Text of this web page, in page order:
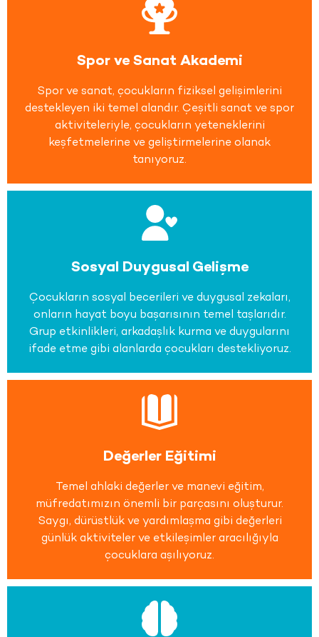
Spor ve Sanat Akademi
Spor ve sanat, çocukların fiziksel gelişimlerini
destekleyen iki temel alandır. Çeşitli sanat ve spor
aktiviteleriyle, çocukların yeteneklerini
keşfetmelerine ve geliştirmelerine olanak
tanıyoruz.
Sosyal Duygusal Gelişme
Çocukların sosyal becerileri ve duygusal zekaları,
onların hayat boyu başarısının temel taşlarıdır.
Grup etkinlikleri, arkadaşlık kurma ve duygularını
ifade etme gibi alanlarda çocukları destekliyoruz.
Değerler Eğitimi
Temel ahlaki değerler ve manevi eğitim,
müfredatımızın önemli bir parçasını oluşturur.
Saygı, dürüstlük ve yardımlaşma gibi değerleri
günlük aktiviteler ve etkileşimler aracılığıyla
çocuklara aşılıyoruz.